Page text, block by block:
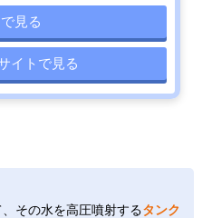
見る
イトで見る
その水を高圧噴射するタンク